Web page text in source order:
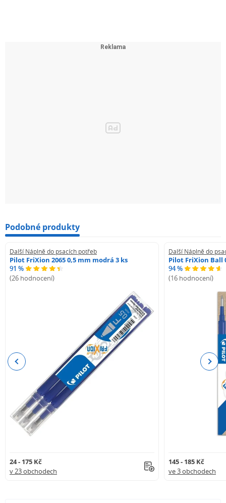
Podobné produkty
Další Náplně do psacích potřeb
Pilot FriXion 2065 0,5 mm modrá 3 ks
91 %
(26 hodnocení)
24 - 175 Kč
v 23 obchodech
Další Náplně do
Pilot FriXion Ball
94 %
(16 hodnocení)
145 - 185 Kč
ve 3 obchodech
Previous Next